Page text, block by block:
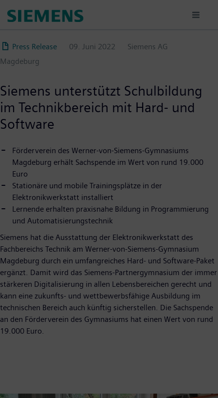
zum
Press Release
09. Juni 2022
Siemens AG
Magdeburg
Siemens unterstützt Schulbildung
im Technikbereich mit Hard- und
Software
Förderverein des Werner-von-Siemens-Gymnasiums
Magdeburg erhält Sachspende im Wert von rund 19.000
Euro
Stationäre und mobile Trainingsplätze in der
Elektronikwerkstatt installiert
Lernende erhalten praxisnahe Bildung in Programmierung
und Automatisierungstechnik
Siemens hat die Ausstattung der Elektronikwerkstatt des
Fachbereichs Technik am Werner-von-Siemens-Gymnasium
Magdeburg durch ein umfangreiches Hard- und Software-Paket
ergänzt. Damit wird das Siemens-Partnergymnasium der immer
stärkeren Digitalisierung in allen Lebensbereichen gerecht und
kann eine zukunfts- und wettbewerbsfähige Ausbildung im
technischen Bereich auch künftig sicherstellen. Die Sachspende
an den Förderverein des Gymnasiums hat einen Wert von rund
19.000 Euro.